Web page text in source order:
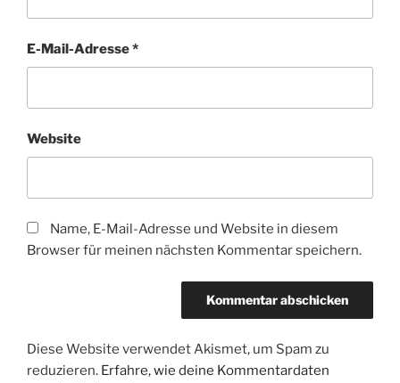
E-Mail-Adresse*
Website
Name, E-Mail-Adresse und Website in diesem
Browser für meinen nächsten Kommentar speichern.
Diese Website verwendet Akismet, um Spam zu
reduzieren. Erfahre, wie deine Kommentardaten